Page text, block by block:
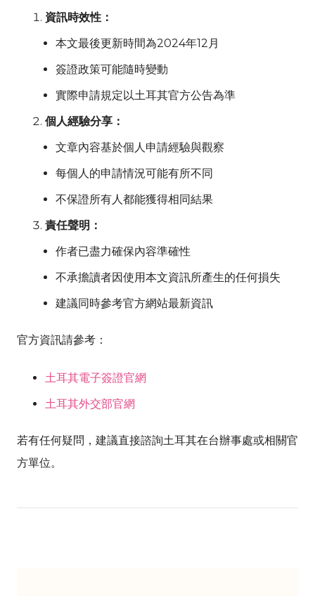
資訊時效性：
本文最後更新時間為2024年12月
簽證政策可能隨時變動
實際申請規定以土耳其官方公告為準
個人經驗分享：
文章內容基於個人申請經驗與觀察
每個人的申請情況可能有所不同
不保證所有人都能獲得相同結果
責任聲明：
作者已盡力確保內容準確性
不承擔讀者因使用本文資訊所產生的任何損失
建議同時參考官方網站最新資訊
官方資訊請參考：
土耳其電子簽證官網
土耳其外交部官網
若有任何疑問，建議直接諮詢土耳其在台辦事處或相關官
方單位。